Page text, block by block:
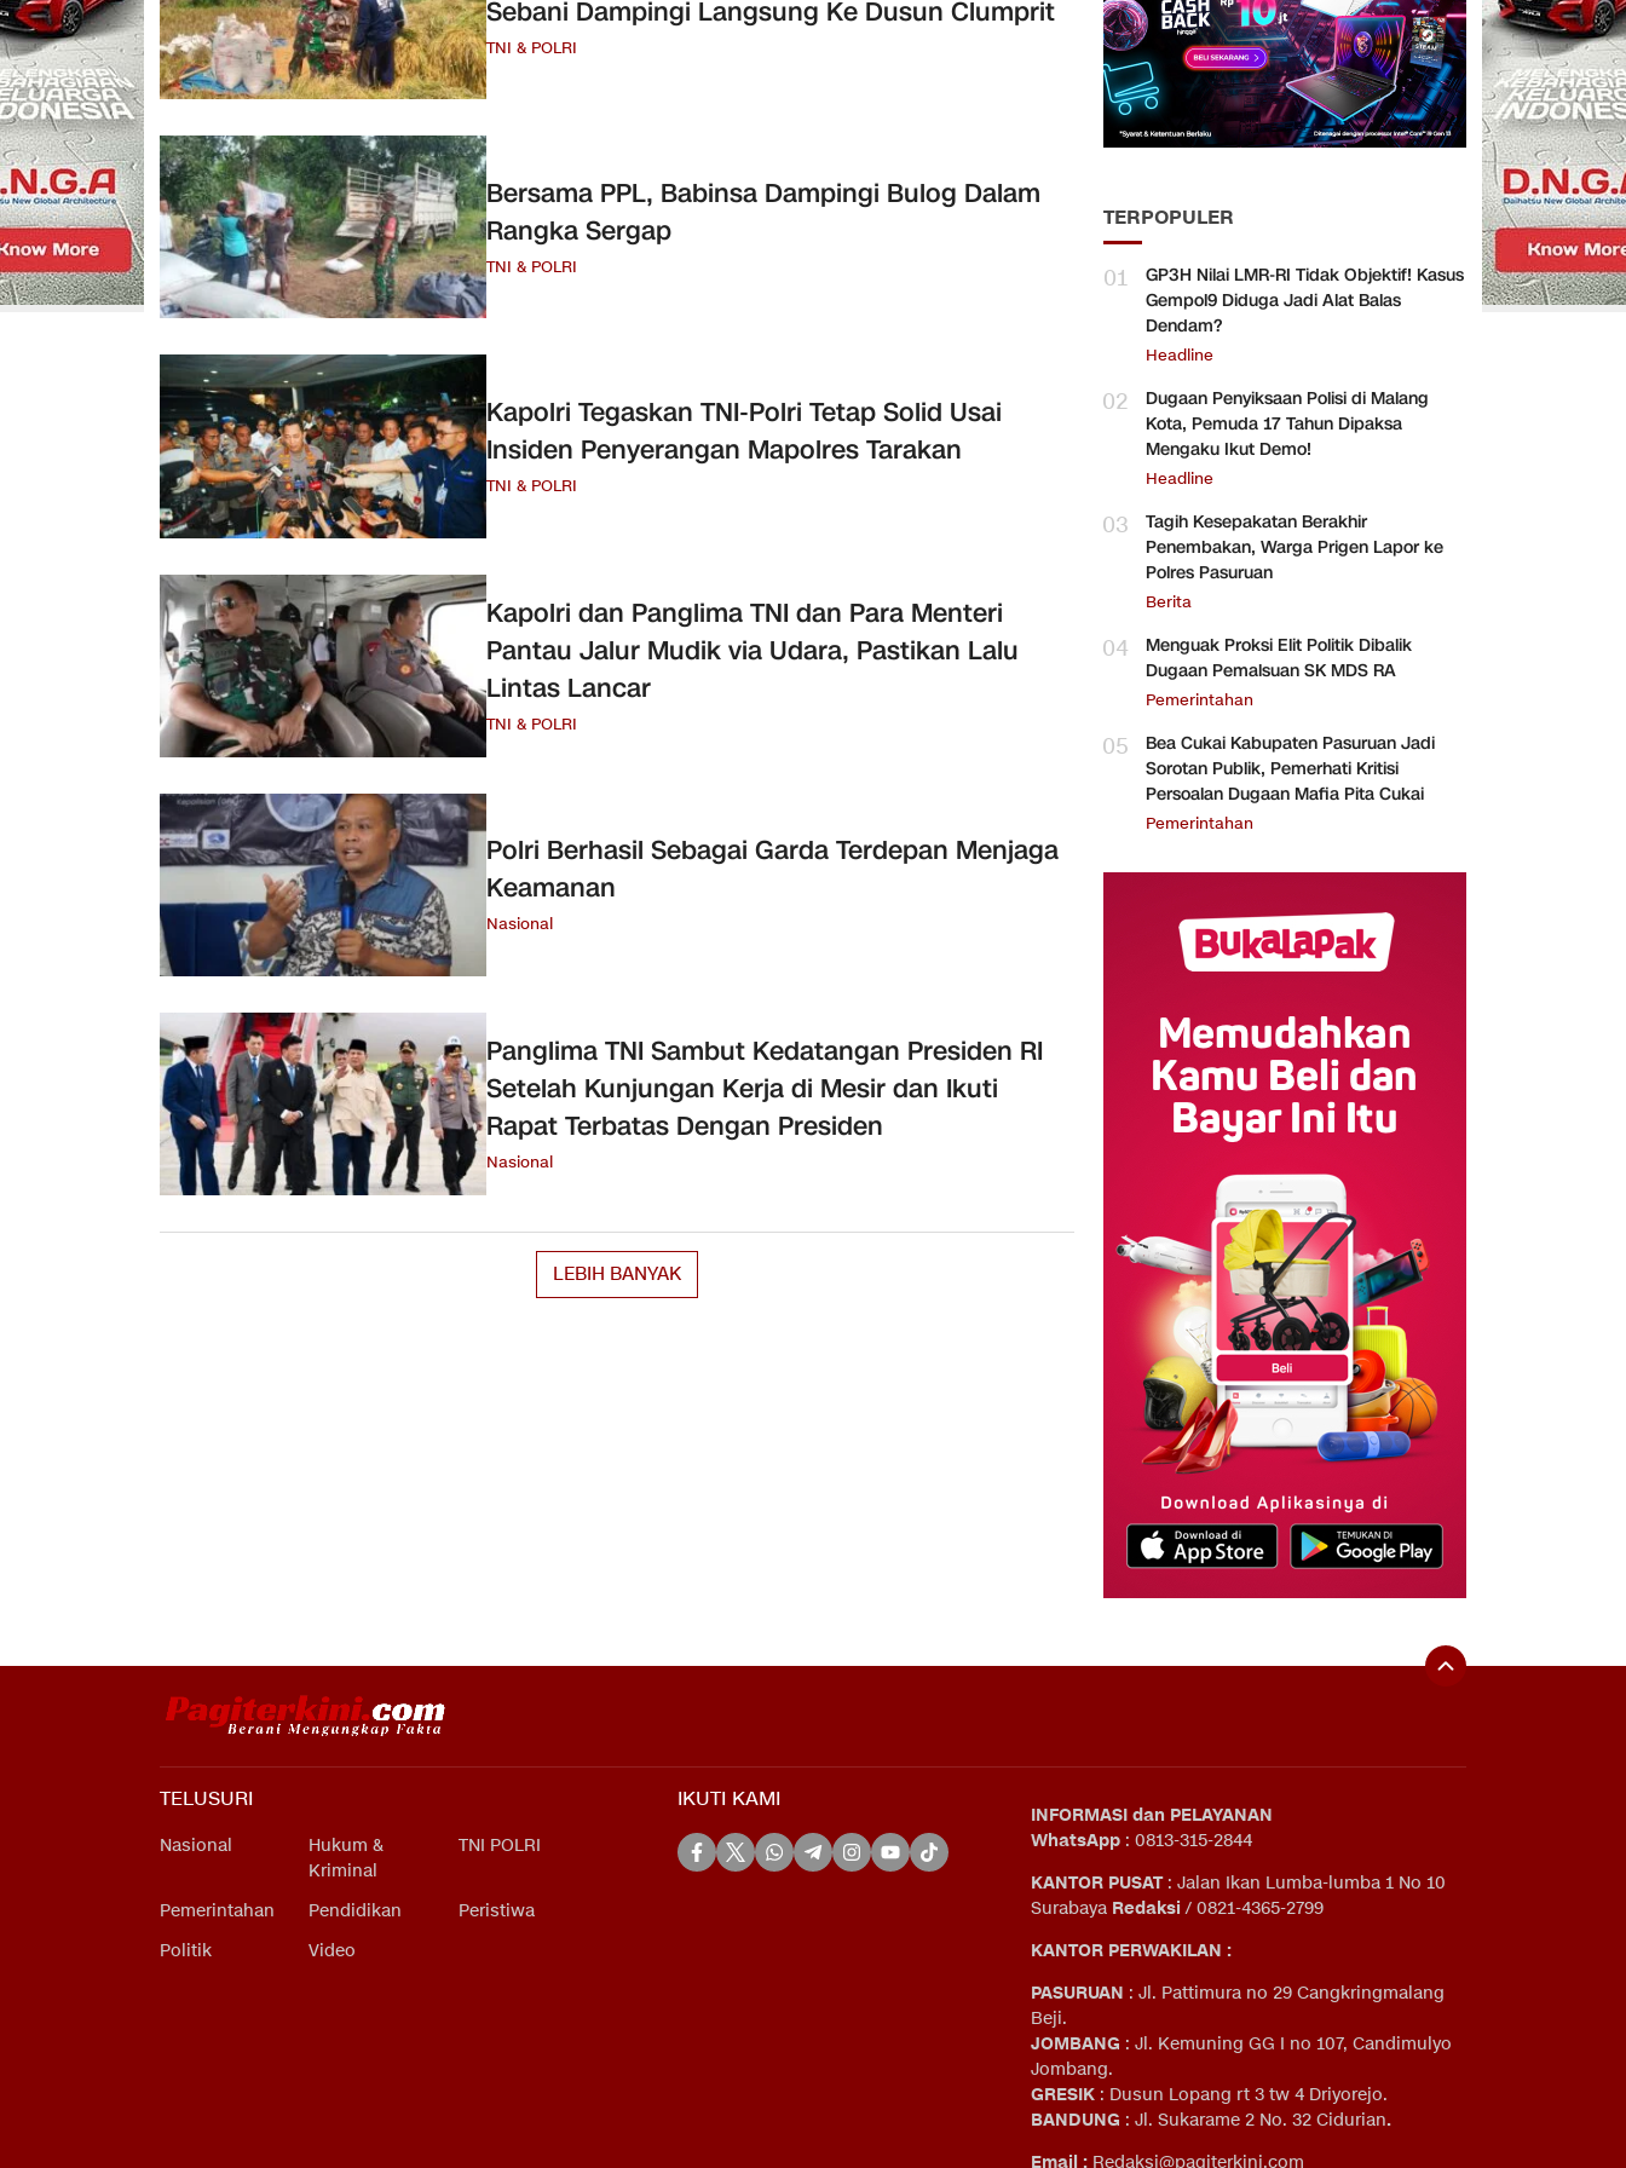
Sebani Dampingi Langsung Ke Dusun Clumprit
TNI & POLRI
Bersama PPL, Babinsa Dampingi Bulog Dalam
Rangka Sergap
TNI & POLRI
Kapolri Tegaskan TNI-Polri Tetap Solid Usai
Insiden Penyerangan Mapolres Tarakan
TNI & POLRI
Kapolri dan Panglima TNI dan Para Menteri
Pantau Jalur Mudik via Udara, Pastikan Lalu
Lintas Lancar
TNI & POLRI
Polri Berhasil Sebagai Garda Terdepan Menjaga
Keamanan
Nasional
Panglima TNI Sambut Kedatangan Presiden RI
Setelah Kunjungan Kerja di Mesir dan Ikuti
Rapat Terbatas Dengan Presiden
Nasional
LEBIH BANYAK
TERPOPULER
01
GP3H Nilai LMR-RI Tidak Objektif! Kasus
Gempol9 Diduga Jadi Alat Balas
Dendam?
Headline
02
Dugaan Penyiksaan Polisi di Malang
Kota, Pemuda 17 Tahun Dipaksa
Mengaku Ikut Demo!
Headline
03
Tagih Kesepakatan Berakhir
Penembakan, Warga Prigen Lapor ke
Polres Pasuruan
Berita
04
Menguak Proksi Elit Politik Dibalik
Dugaan Pemalsuan SK MDS RA
Pemerintahan
05
Bea Cukai Kabupaten Pasuruan Jadi
Sorotan Publik, Pemerhati Kritisi
Persoalan Dugaan Mafia Pita Cukai
Pemerintahan
TELUSURI
Nasional
Hukum &
Kriminal
TNI POLRI
Pemerintahan Pendidikan
Peristiwa
Politik
Video
IKUTI KAMI
INFORMASI dan PELAYANAN
WhatsApp : 0813-315-2844
KANTOR PUSAT: Jalan Ikan Lumba-lumba 1 No 10
Surabaya Redaksi / 0821-4365-2799
KANTOR PERWAKILAN :
PASURUAN : Jl. Pattimura no 29 Cangkringmalang
Beji.
JOMBANG : Jl. Kemuning GG I no 107, Candimulyo
Jombang.
GRESIK : Dusun Lopang rt 3 tw 4 Driyorejo.
BANDUNG : Jl. Sukarame 2 No. 32 Cidurian.
Email : Redaksi@pagiterkini.com